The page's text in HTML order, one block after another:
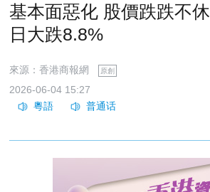
基本面惡化 股價跌跌不
日大跌8.8%
來源：香港商報網 原創
2026-06-04 15:27